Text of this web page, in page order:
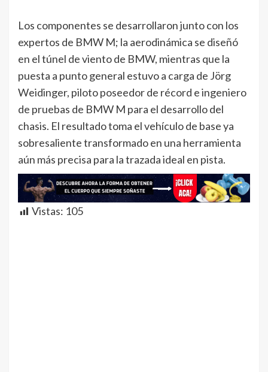
Los componentes se desarrollaron junto con los
expertos de BMW M; la aerodinámica se diseñó
en el túnel de viento de BMW, mientras que la
puesta a punto general estuvo a carga de Jörg
Weidinger, piloto poseedor de récord e ingeniero
de pruebas de BMW M para el desarrollo del
chasis. El resultado toma el vehículo de base ya
sobresaliente transformado en una herramienta
aún más precisa para la trazada ideal en pista.
Vistas: 105